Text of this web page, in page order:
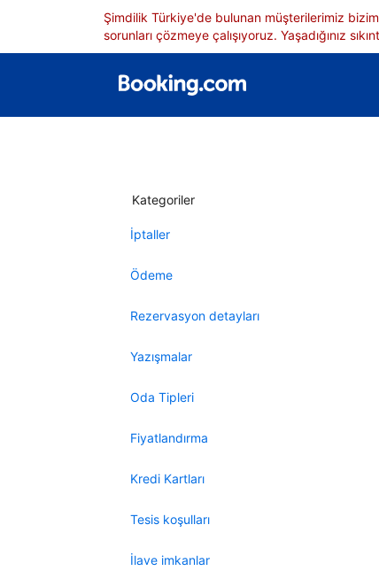
Şimdilik Türkiye'de bulunan müşterilerimiz
sorunları çözmeye çalışıyoruz. Yaşadığınız
Kategoriler
İptaller
Ödeme
Rezervasyon detayları
Yazışmalar
Oda Tipleri
Fiyatlandırma
Kredi Kartları
Tesis koşulları
İlave imkanlar